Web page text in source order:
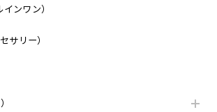
ンワン）
サリー）